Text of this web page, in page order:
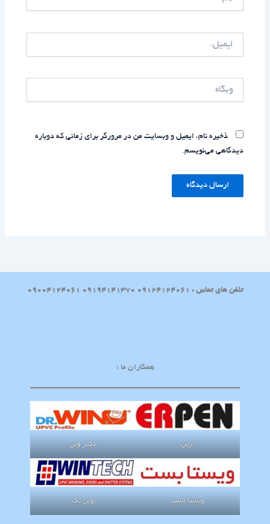
ذخیره نام، ایمیل و وبسایت من در مرورگر برای زمانی که دوباره
دیدگاهی می‌نویسم.
تلفن های تماس : 09124124061 09194141370 09004124061
همکاران ما :
ارپن دکتر وین
ویستا بست وین تک